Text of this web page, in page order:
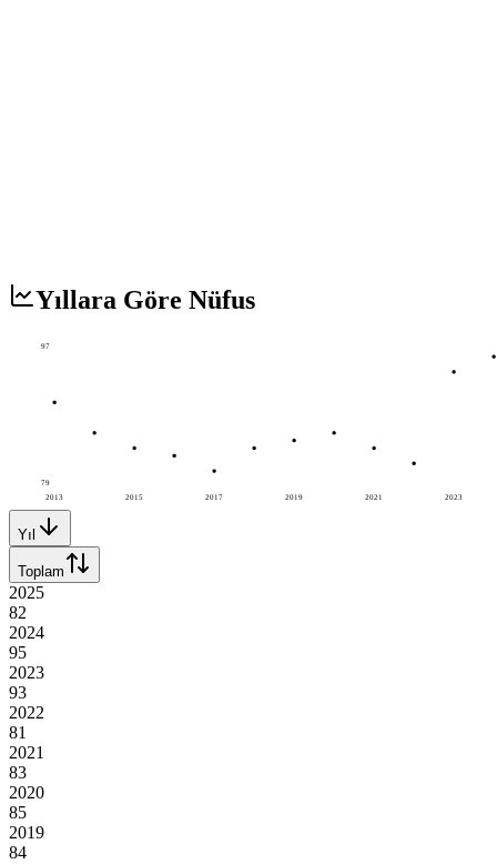
Yıllara Göre Nüfus
2013 2015 2017 2019 2021 2023
97
79
Yıl
Toplam
2025
82
2024
95
2023
93
2022
81
2021
83
2020
85
2019
84